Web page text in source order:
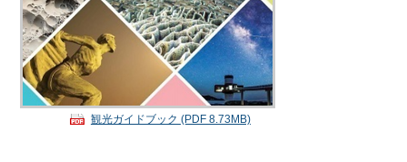
観光ガイドブック (PDF 8.73MB)